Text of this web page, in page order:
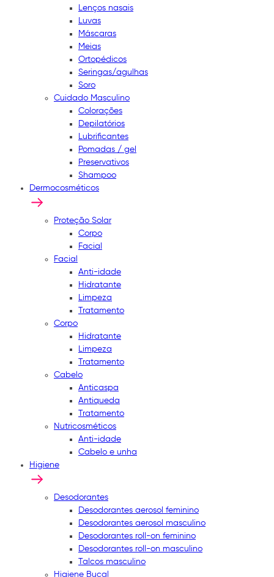
Lenços nasais
Luvas
Máscaras
Meias
Ortopédicos
Seringas/agulhas
Soro
Cuidado Masculino
Colorações
Depilatórios
Lubrificantes
Pomadas / gel
Preservativos
Shampoo
Dermocosméticos
Proteção Solar
Corpo
Facial
Facial
Anti-idade
Hidratante
Limpeza
Tratamento
Corpo
Hidratante
Limpeza
Tratamento
Cabelo
Anticaspa
Antiqueda
Tratamento
Nutricosméticos
Anti-idade
Cabelo e unha
Higiene
Desodorantes
Desodorantes aerosol feminino
Desodorantes aerosol masculino
Desodorantes roll-on feminino
Desodorantes roll-on masculino
Talcos masculino
Higiene Bucal